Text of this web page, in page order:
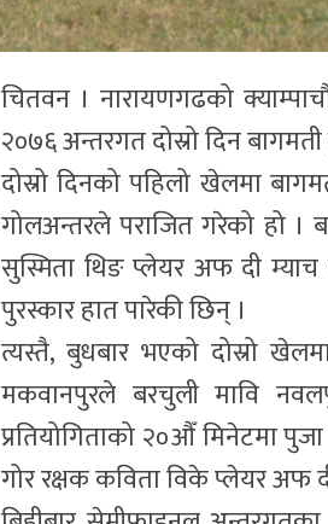
चितवन । नारायणगढको
२०७६ अन्तरगत दोस्रो दिन
दोस्रो दिनको पहिलो खेलमा
गोलअन्तरले पराजित गरेको हो ।
सुस्मिता थिङ प्लेयर अफ दी
पुरस्कार हात पारेकी छिन् ।
त्यस्तै, बुधबार भएको दोस्रो
मकवानपुरले बरचुली मावि
प्रतियोगिताको २०औँ मिनेटमा
गोर रक्षक कविता विके प्लेयर अफ